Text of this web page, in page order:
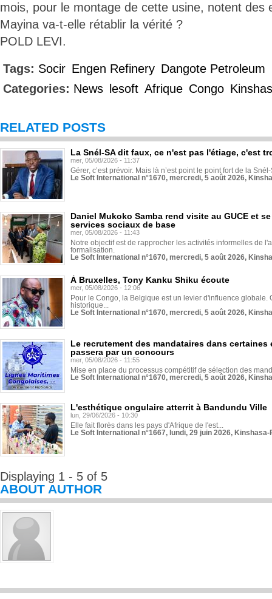
mois, pour le montage de cette usine, notent des
Mayina va-t-elle rétablir la vérité ?
POLD LEVI.
Tags: Socir Engen Refinery Dangote Petroleum
Categories: News lesoft Afrique Congo
RELATED POSTS
La Snél-SA dit faux, ce n'est pas l'étiage, c'est
mer, 05/08/2026 - 11:37
Gérer, c’est prévoir. Mais là n’est point le point fort de la
Le Soft International n°1670, mercredi, 5 août 2026,
Daniel Mukoko Samba rend visite au GUCE et
services sociaux de base
mer, 05/08/2026 - 11:43
Notre objectif est de rapprocher les activités informelles de
formalisation.
Le Soft International n°1670, mercredi, 5 août 2026,
À Bruxelles, Tony Kanku Shiku écoute
mer, 05/08/2026 - 12:06
Pour le Congo, la Belgique est un levier d'influence globale.
historique...
Le Soft International n°1670, mercredi, 5 août 2026,
Le recrutement des mandataires dans
passera par un concours
mer, 05/08/2026 - 11:55
Mise en place du processus compétitif de sélection des
Le Soft International n°1670, mercredi, 5 août 2026,
L'esthétique ongulaire atterrit à Bandundu Ville
lun, 29/06/2026 - 10:30
Elle fait florès dans les pays d'Afrique de l'est...
Le Soft International n°1667, lundi, 29 juin 2026,
Displaying 1 - 5 of 5
ABOUT AUTHOR